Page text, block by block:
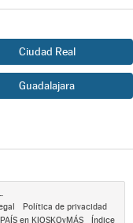
Ciudad Real
Guadalajara
Política de privacidad
en KIOSKOyMÁS Índice